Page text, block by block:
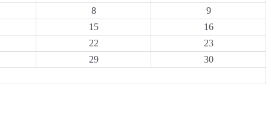
8
9
15
16
22
23
29
30